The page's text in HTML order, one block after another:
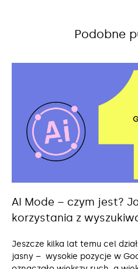
Podobne
AI Mode – czym jest?
korzystania z
Jeszcze kilka lat temu cel
jasny – wysokie pozycje w